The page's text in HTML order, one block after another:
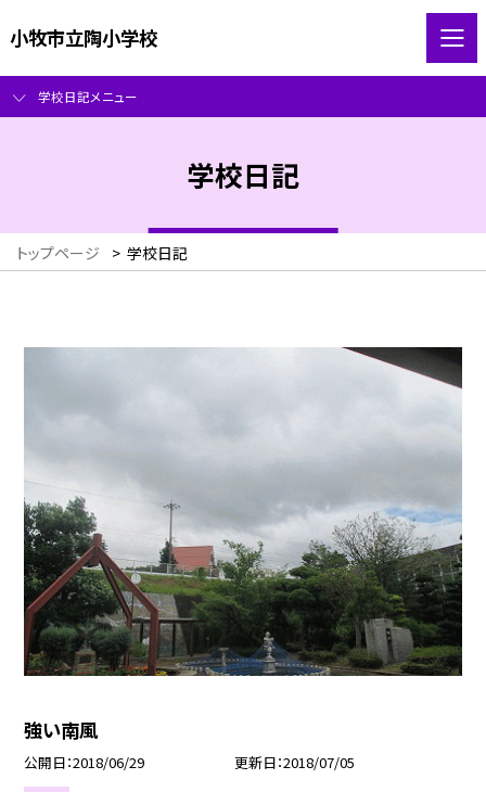
小牧市立陶小学校
学校日記メニュー
学校日記
トップページ > 学校日記
強い南風
公開日 2018/06/29 更新日 2018/07/05